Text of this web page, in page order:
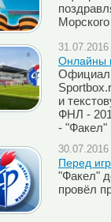
Онлайны
и
ФНЛ -
- "Факел"
Перед
"Факел"
провёл